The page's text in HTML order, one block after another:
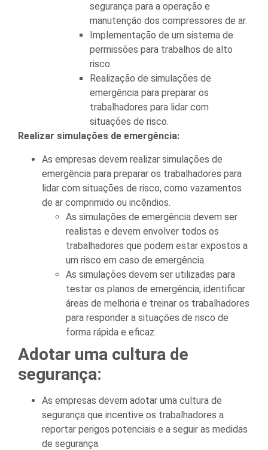
segurança para a operação e
manutenção dos compressores de ar.
Implementação de um sistema de
permissões para trabalhos de alto
risco.
Realização de simulações de
emergência para preparar os
trabalhadores para lidar com
situações de risco.
Realizar simulações de emergência:
As empresas devem realizar simulações de
emergência para preparar os trabalhadores para
lidar com situações de risco, como vazamentos
de ar comprimido ou incêndios.
As simulações de emergência devem ser
realistas e devem envolver todos os
trabalhadores que podem estar expostos a
um risco em caso de emergência.
As simulações devem ser utilizadas para
testar os planos de emergência, identificar
áreas de melhoria e treinar os trabalhadores
para responder a situações de risco de
forma rápida e eficaz.
Adotar uma cultura de
segurança:
As empresas devem adotar uma cultura de
segurança que incentive os trabalhadores a
reportar perigos potenciais e a seguir as medidas
de segurança.